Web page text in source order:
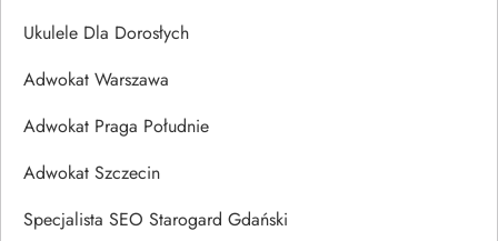
Ukulele Dla Dorosłych
Adwokat Warszawa
Adwokat Praga Południe
Adwokat Szczecin
Specjalista SEO Starogard Gdański